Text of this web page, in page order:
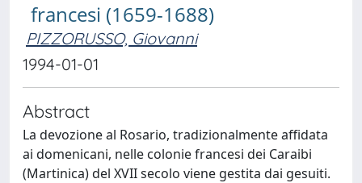
francesi (1659-1688)
PIZZORUSSO, Giovanni
1994-01-01
Abstract
La devozione al Rosario, tradizionalmente affidata
ai domenicani, nelle colonie francesi dei Caraibi
(Martinica) del XVII secolo viene gestita dai gesuiti.